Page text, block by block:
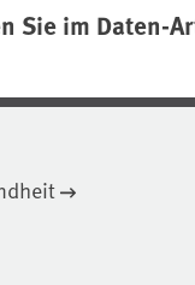
Sie im Daten-